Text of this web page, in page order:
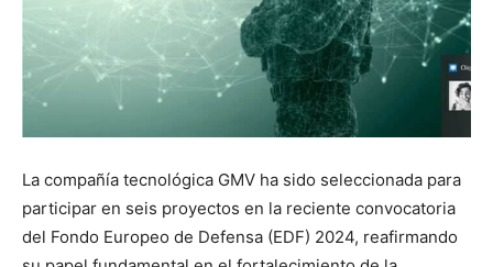
La compañía tecnológica GMV ha sido seleccionada para
participar en seis proyectos en la reciente convocatoria
del Fondo Europeo de Defensa (EDF) 2024, reafirmando